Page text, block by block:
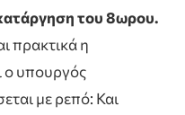
του 8ωρου.
πρακτικά η
ο υπουργός
με ρεπό: Και